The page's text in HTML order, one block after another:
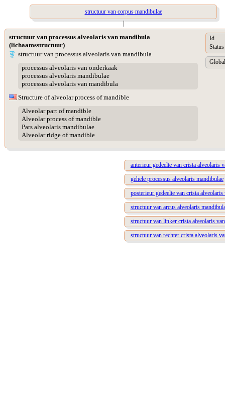
structuur van corpus mandibulae
|
structuur van processus alveolaris van mandibula
(lichaamsstructuur)
structuur van processus alveolaris van mandibula
processus alveolaris van onderkaak
processus alveolaris mandibulae
processus alveolaris van mandibula
Structure of alveolar process of mandible
Alveolar part of mandible
Alveolar process of mandible
Pars alveolaris mandibulae
Alveolar ridge of mandible
Id
Status
anterieur gedeelte van crista alveolaris
gehele processus alveolaris mandibulae
posterieur gedeelte van crista
structuur van arcus alveolaris
structuur van linker crista alveolaris
structuur van rechter crista alveolaris